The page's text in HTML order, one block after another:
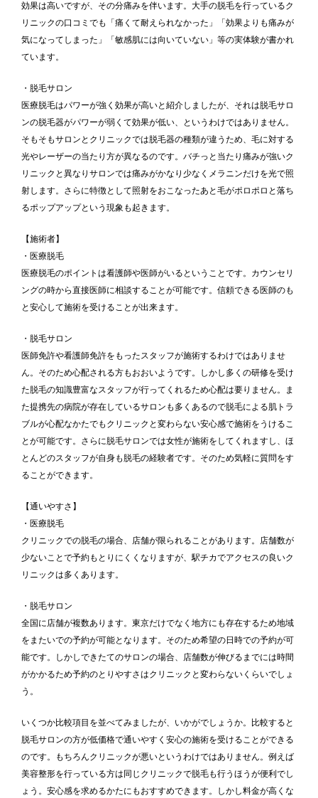
効果は高いですが、その分痛みを伴います。大手の脱毛を行っているク
リニックの口コミでも「痛くて耐えられなかった」「効果よりも痛みが
気になってしまった」「敏感肌には向いていない」等の実体験が書かれ
ています。
・脱毛サロン
医療脱毛はパワーが強く効果が高いと紹介しましたが、それは脱毛サロ
ンの脱毛器がパワーが弱くて効果が低い、というわけではありません。
そもそもサロンとクリニックでは脱毛器の種類が違うため、毛に対する
光やレーザーの当たり方が異なるのです。バチっと当たり痛みが強いク
リニックと異なりサロンでは痛みがかなり少なくメラニンだけを光で照
射します。さらに特徴として照射をおこなったあと毛がポロポロと落ち
るポップアップという現象も起きます。
【施術者】
・医療脱毛
医療脱毛のポイントは看護師や医師がいるということです。カウンセリ
ングの時から直接医師に相談することが可能です。信頼できる医師のも
と安心して施術を受けることが出来ます。
・脱毛サロン
医師免許や看護師免許をもったスタッフが施術するわけではありませ
ん。そのため心配される方もおおいようです。しかし多くの研修を受け
た脱毛の知識豊富なスタッフが行ってくれるため心配は要りません。ま
た提携先の病院が存在しているサロンも多くあるので脱毛による肌トラ
ブルが心配なかたでもクリニックと変わらない安心感で施術をうけるこ
とが可能です。さらに脱毛サロンでは女性が施術をしてくれますし、ほ
とんどのスタッフが自身も脱毛の経験者です。そのため気軽に質問をす
ることができます。
【通いやすさ】
・医療脱毛
クリニックでの脱毛の場合、店舗が限られることがあります。店舗数が
少ないことで予約もとりにくくなりますが、駅チカでアクセスの良いク
リニックは多くあります。
・脱毛サロン
全国に店舗が複数あります。東京だけでなく地方にも存在するため地域
をまたいでの予約が可能となります。そのため希望の日時での予約が可
能です。しかしできたてのサロンの場合、店舗数が伸びるまでには時間
がかかるため予約のとりやすさはクリニックと変わらないくらいでしょ
う。
いくつか比較項目を並べてみましたが、いかがでしょうか。比較すると
脱毛サロンの方が低価格で通いやすく安心の施術を受けることができる
のです。もちろんクリニックが悪いというわけではありません。例えば
美容整形を行っている方は同じクリニックで脱毛も行うほうが便利でし
ょう。安心感を求めるかたにもおすすめできます。しかし料金が高くな